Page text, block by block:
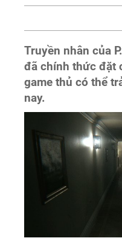
Truyền nhân của
đã chính thức đặt
game thủ có thể
nay.